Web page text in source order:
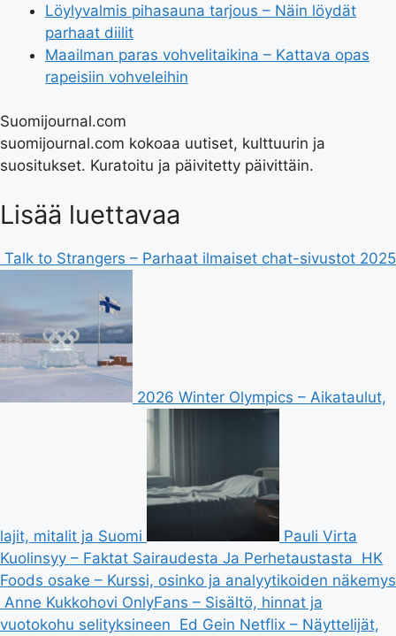
Löylyvalmis pihasauna tarjous – Näin löydät
parhaat diilit
Maailman paras vohvelitaikina – Kattava opas
rapeisiin vohveleihin
Suomijournal.com
suomijournal.com kokoaa uutiset, kulttuurin ja
suositukset. Kuratoitu ja päivitetty päivittäin.
Lisää luettavaa
Talk to Strangers – Parhaat ilmaiset chat-sivustot 2025
2026 Winter Olympics – Aikataulut,
lajit, mitalit ja Suomi
Pauli Virta
Kuolinsyy – Faktat Sairaudesta Ja Perhetaustasta HK
Foods osake – Kurssi, osinko ja analyytikoiden näkemys
Anne Kukkohovi OnlyFans – Sisältö, hinnat ja
vuotokohu selityksineen Ed Gein Netflix – Näyttelijät,